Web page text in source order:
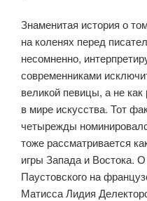
Знаменитая история о
на коленях перед
несомненно,
современниками
великой певицы, а не
в мире искусства. Тот
четырежды
тоже рассматривается
игры Запада и Востока.
Паустовского на
Матисса Лидия